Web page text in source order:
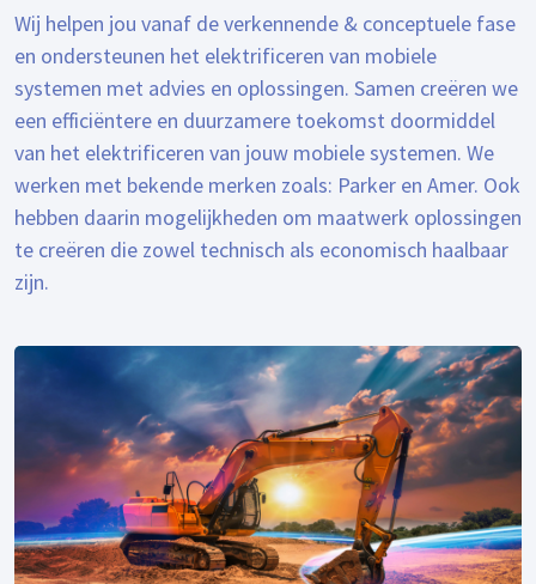
Wij helpen jou vanaf de verkennende & conceptuele fase
en ondersteunen het elektrificeren van mobiele
systemen met advies en oplossingen. Samen creëren we
een efficiëntere en duurzamere toekomst doormiddel
van het elektrificeren van jouw mobiele systemen. We
werken met bekende merken zoals: Parker en Amer. Ook
hebben daarin mogelijkheden om maatwerk oplossingen
te creëren die zowel technisch als economisch haalbaar
zijn.